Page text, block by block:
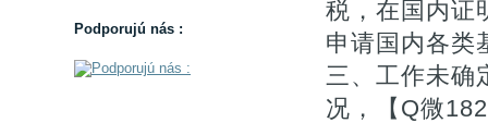
Podporujú nás :
税，在国内证
申请国内各类
三、工作未确
况，【Q微